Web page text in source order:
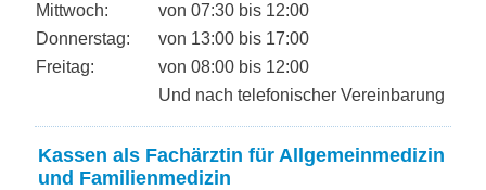
Mittwoch:
von 07:30 bis 12:00
Donnerstag:
von 13:00 bis 17:00
Freitag:
von 08:00 bis 12:00
Und nach telefonischer Vereinbarung
Kassen als Fachärztin für Allgemeinmedizin
und Familienmedizin